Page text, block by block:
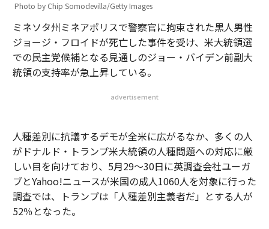
Photo by Chip Somodevilla/Getty Images
ミネソタ州ミネアポリスで警察官に拘束された黒人男性
ジョージ・フロイドが死亡した事件を受け、米大統領選
での民主党候補となる見通しのジョー・バイデン前副大
統領の支持率が急上昇している。
advertisement
人種差別に抗議するデモが全米に広がるなか、多くの人
がドナルド・トランプ米大統領の人種問題への対応に厳
しい目を向けており、5月29～30日に英調査会社ユーガ
ブとYahoo!ニュースが米国の成人1060人を対象に行った
調査では、トランプは「人種差別主義者だ」とする人が
52％となった。